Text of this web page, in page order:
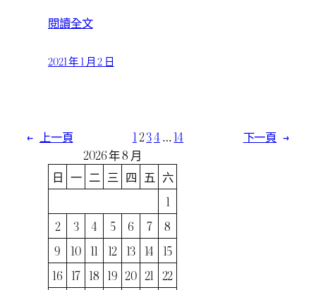
閱讀全文
2021 年 1 月 2 日
← 上一頁 1234…14 下一頁 →
2026 年 8 月
日 一 二 三 四 五 六
1
2
3 4 5 6 7
8
9
10 11 12 13 14 15
16 17 18 19 20 21 22